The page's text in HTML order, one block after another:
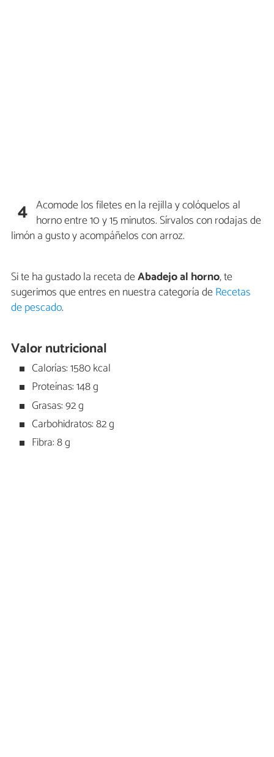
4 Acomode los filetes en la rejilla y colóquelos al
horno entre 10 y 15 minutos. Sírvalos con rodajas de
limón a gusto y acompáñelos con arroz.
Si te ha gustado la receta deAbadejo al horno, te
sugerimos que entres en nuestra categoría deRecetas
de pescado.
Valor nutricional
Calorías: 1580 kcal
Proteínas: 148 g
Grasas: 92 g
Carbohidratos: 82 g
Fibra: 8 g